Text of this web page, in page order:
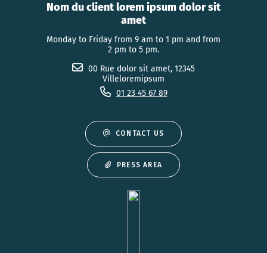
Nom du client lorem ipsum dolor sit
amet
Monday to Friday from 9 am to 1 pm and from
2 pm to 5 pm.
00 Rue dolor sit amet, 12345
Villeloremipsum
01 23 45 67 89
CONTACT US
PRESS AREA